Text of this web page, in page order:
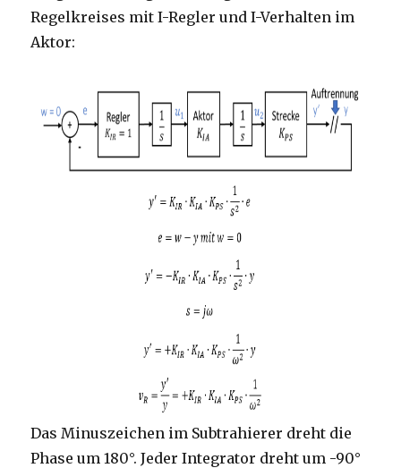
Regelkreises mit I-Regler und I-Verhalten im
Aktor:
Das Minuszeichen im Subtrahierer dreht die
Phase um 180°. Jeder Integrator dreht um -90°